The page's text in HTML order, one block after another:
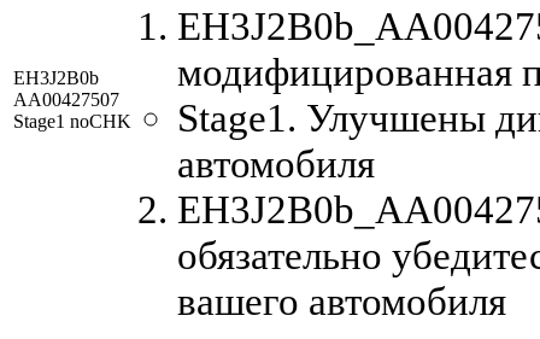
EH3J2B0b
AA00427507
Stage1 noCHK
модифицированная
Stage1. Улучшены
автомобиля
обязательно
вашего автомобиля